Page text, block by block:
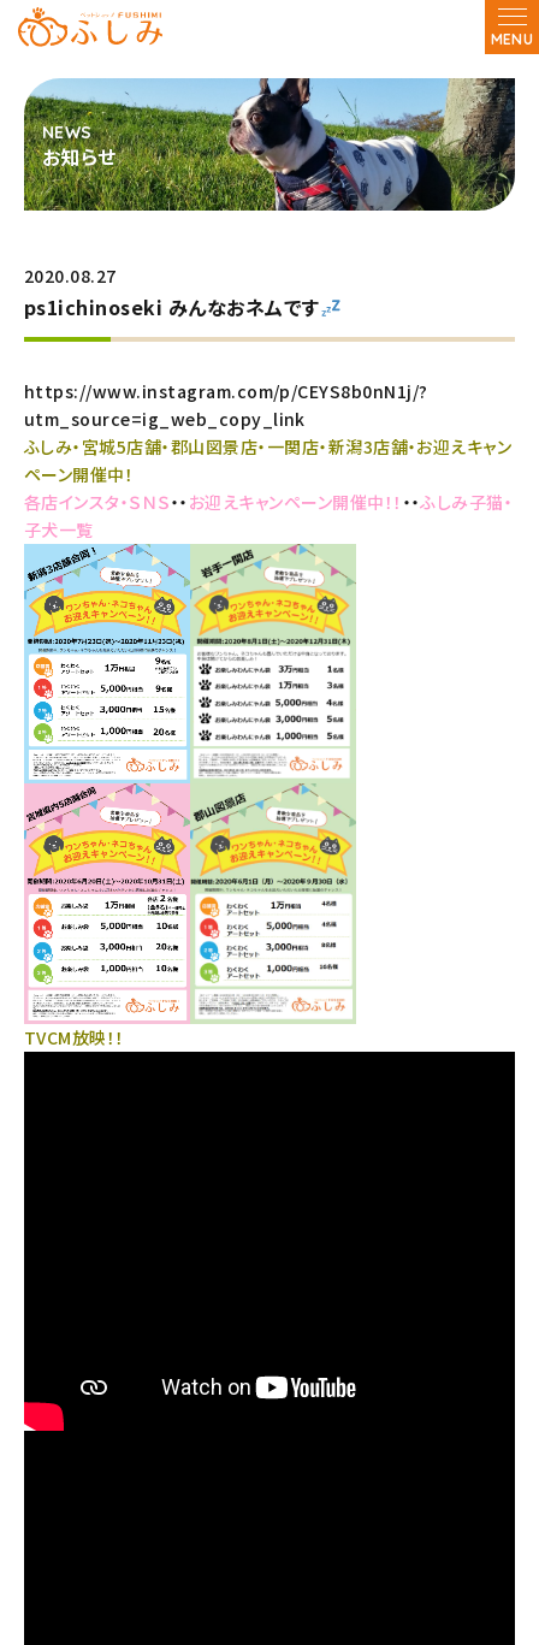
MENU
お知らせ
2020.08.27
ps1ichinoseki みんなおネムです
https://www.instagram.com/p/CEYS8b0nN1j/?
utm_source=ig_web_copy_link
ふしみ・宮城5店舗・郡山図景店・一関店・新潟3店舗・お迎えキャン
ペーン開催中！
各店インスタ・ＳＮＳ・・ お迎えキャンペーン開催中！！ ・・ふしみ子猫・
子犬一覧
TVCM放映！！